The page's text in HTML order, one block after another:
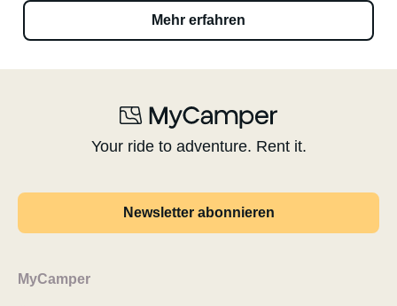
Mehr erfahren
Your ride to adventure. Rent it.
Newsletter abonnieren
MyCamper